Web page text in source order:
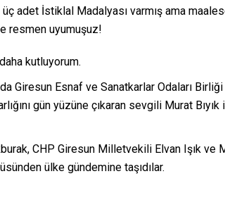
üç adet İstiklal Madalyası varmış ama
resmen uyumuşuz!
kutluyorum.
Giresun Esnaf ve Sanatkarlar Odaları Birliği
gün yüzüne çıkaran sevgili Murat Bıyık
CHP Giresun Milletvekili Elvan Işık ve
ülke gündemine taşıdılar.